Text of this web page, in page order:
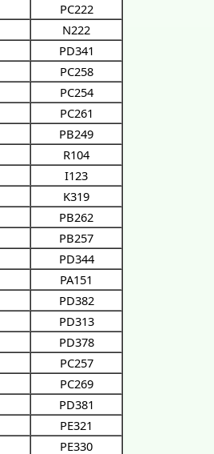
PC222
N222
PD341
PC258
PC254
PC261
PB249
R104
I123
K319
PB262
PB257
PD344
PA151
PD382
PD313
PD378
PC257
PC269
PD381
PE321
PE330